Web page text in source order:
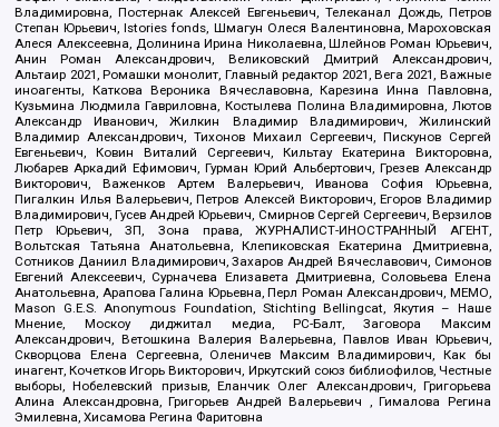
Владимировна, Постернак Алексей Евгеньевич, Телеканал Дождь, Петров
Степан Юрьевич, Istories fonds, Шмагун Олеся Валентиновна, Мароховская
Алеся Алексеевна, Долинина Ирина Николаевна, Шлейнов Роман Юрьевич,
Анин Роман Александрович, Великовский Дмитрий Александрович,
Альтаир 2021, Ромашки монолит, Главный редактор 2021, Вега 2021, Важные
иноагенты, Каткова Вероника Вячеславовна, Карезина Инна Павловна,
Кузьмина Людмила Гавриловна, Костылева Полина Владимировна, Лютов
Александр Иванович, Жилкин Владимир Владимирович, Жилинский
Владимир Александрович, Тихонов Михаил Сергеевич, Пискунов Сергей
Евгеньевич, Ковин Виталий Сергеевич, Кильтау Екатерина Викторовна,
Любарев Аркадий Ефимович, Гурман Юрий Альбертович, Грезев Александр
Викторович, Важенков Артем Валерьевич, Иванова София Юрьевна,
Пигалкин Илья Валерьевич, Петров Алексей Викторович, Егоров Владимир
Владимирович, Гусев Андрей Юрьевич, Смирнов Сергей Сергеевич, Верзилов
Петр Юрьевич, ЗП, Зона права, ЖУРНАЛИСТ-ИНОСТРАННЫЙ АГЕНТ,
Вольтская Татьяна Анатольевна, Клепиковская Екатерина Дмитриевна,
Сотников Даниил Владимирович, Захаров Андрей Вячеславович, Симонов
Евгений Алексеевич, Сурначева Елизавета Дмитриевна, Соловьева Елена
Анатольевна, Арапова Галина Юрьевна, Перл Роман Александрович, МЕМО,
Mason G.E.S. Anonymous Foundation, Stichting Bellingcat, Якутия – Наше
Мнение, Москоу диджитал медиа, РС-Балт, Заговора Максим
Александрович, Ветошкина Валерия Валерьевна, Павлов Иван Юрьевич,
Скворцова Елена Сергеевна, Оленичев Максим Владимирович, Как бы
инагент, Кочетков Игорь Викторович, Иркутский союз библиофилов, Честные
выборы, Нобелевский призыв, Еланчик Олег Александрович, Григорьева
Алина Александровна, Григорьев Андрей Валерьевич , Гималова Регина
Эмилевна, Хисамова Регина Фаритовна